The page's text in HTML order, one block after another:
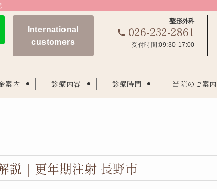
案内 診療内容 診療時間 当院のご案内
International
customers
整形外科
026-232-2861
受付時間:09:30-17:00
説｜更年期注射 長野市